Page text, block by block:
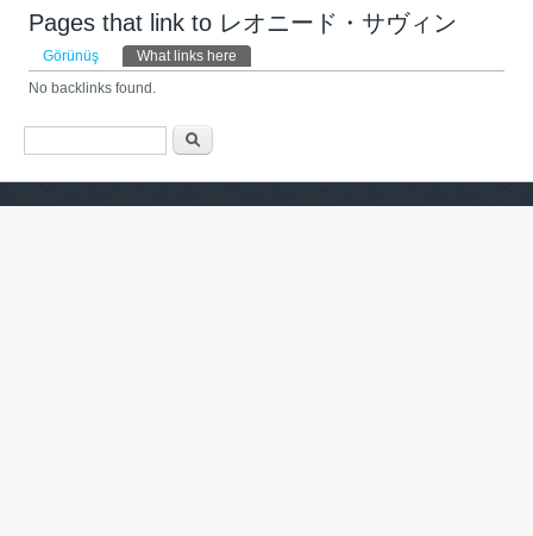
Pages that link to レオニード・サヴィン
Əsas tablar
Görünüş What links here
No backlinks found.
Axtarış forması